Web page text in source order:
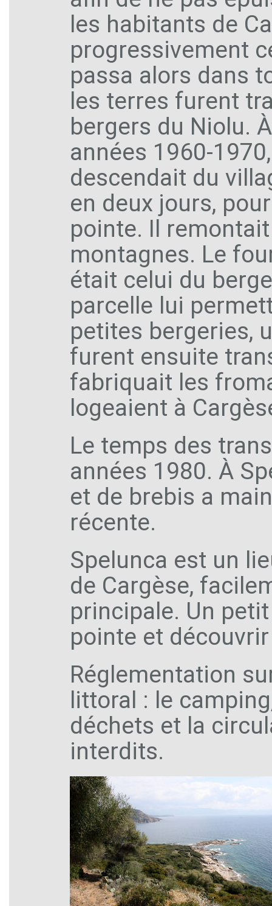
les habitants de
progressivement
passa alors dans
les terres furent
bergers du Niolu.
années 1960-
descendait du
en deux jours,
pointe. Il
montagnes. Le
était celui du
parcelle lui
petites bergeries,
furent ensuite
fabriquait les
logeaient à
Le temps des
années 1980. À
et de brebis a
récente.
Spelunca est un
de Cargèse,
principale. Un
pointe et
Réglementation
littoral : le
déchets et la
interdits.